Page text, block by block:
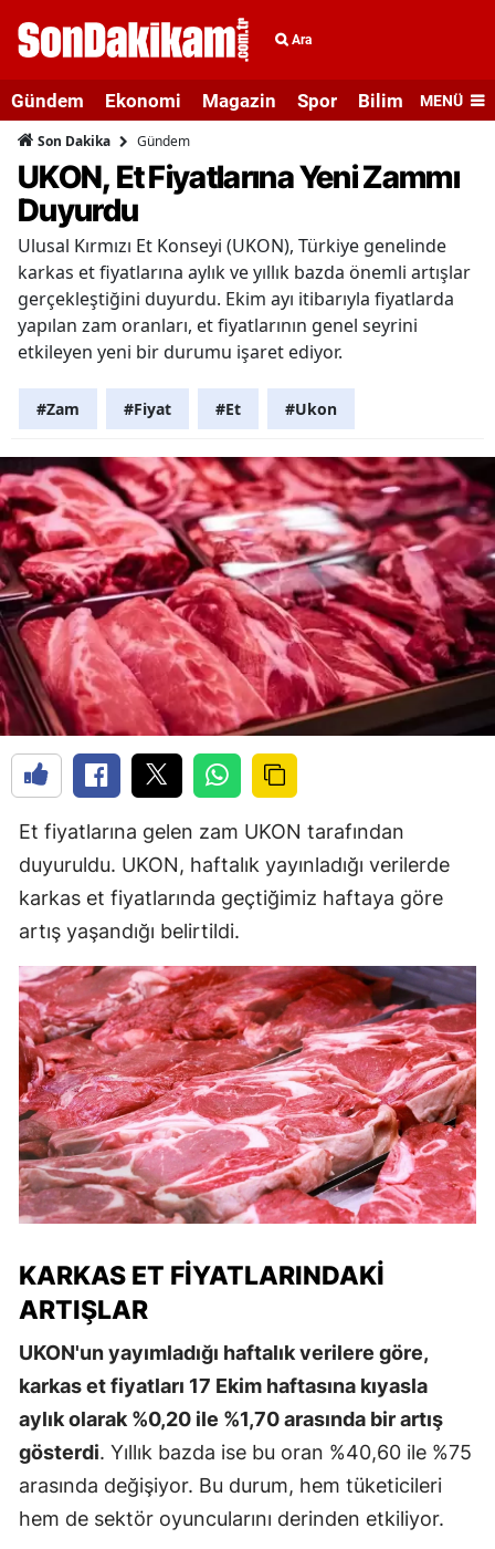
Ara
Gündem Ekonomi Magazin Spor Bilim veMENÜ
Son Dakika Gündem
UKON, Et Fiyatlarına Yeni Zammı
Duyurdu
Ulusal Kırmızı Et Konseyi (UKON), Türkiye genelinde
karkas et fiyatlarına aylık ve yıllık bazda önemli artışlar
gerçekleştiğini duyurdu. Ekim ayı itibarıyla fiyatlarda
yapılan zam oranları, et fiyatlarının genel seyrini
etkileyen yeni bir durumu işaret ediyor.
#Zam #Fiyat #Et #Ukon
Et fiyatlarına gelen zam UKON tarafından
duyuruldu. UKON, haftalık yayınladığı verilerde
karkas et fiyatlarında geçtiğimiz haftaya göre
artış yaşandığı belirtildi.
KARKAS ET FIYATLARINDAKI
ARTIŞLAR
UKON'un yayımladığı haftalık verilere göre,
karkas et fiyatları 17 Ekim haftasına kıyasla
aylık olarak %0,20 ile %1,70 arasında bir artış
gösterdi. Yıllık bazda ise bu oran %40,60 ile %75
arasında değişiyor. Bu durum, hem tüketicileri
hem de sektör oyuncularını derinden etkiliyor.